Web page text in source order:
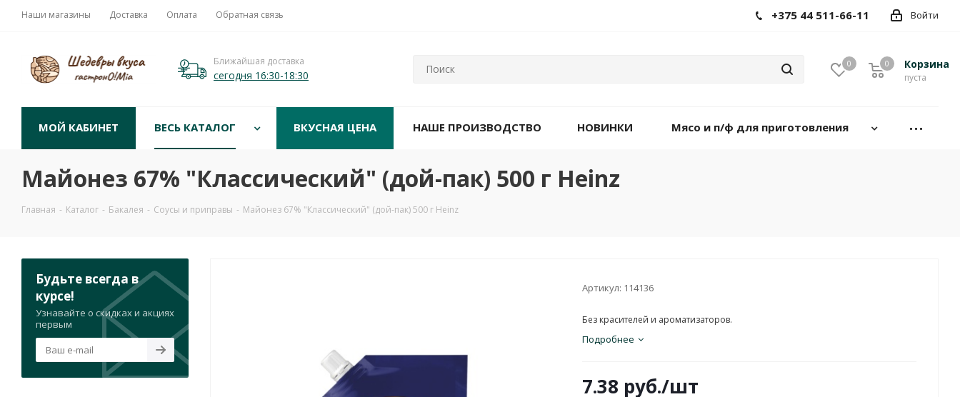
Наши магазины Доставка Оплата Обратная связь Войти
+375 44 511-66-11
Ближайшая доставка
сегодня 16:30-18:30
0 Корзина
пуста
0
МОЙ КАБИНЕТ ВЕСЬ КАТАЛОГ ВКУСНАЯ ЦЕНА НАШЕ ПРОИЗВОДСТВО НОВИНКИ Мясо и п/ф для приготовления
Майонез 67% "Классический" (дой-пак) 500 г Heinz
Главная - Каталог - Бакалея - Соусы и приправы - Майонез 67% "Классический" (дой-пак) 500 г Heinz
Артикул: 114136
Без красителей и ароматизаторов.
Подробнее
7.38 руб./шт
Будьте всегда в
курсе!
Узнавайте о скидках и акциях
первым